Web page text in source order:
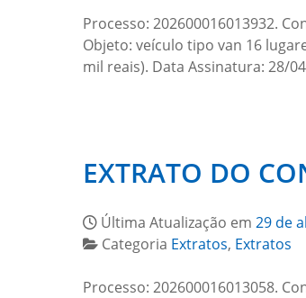
Processo: 202600016013932.
Objeto: veículo tipo van 16
mil reais). Data Assinatura: 28/
EXTRATO DO
Última Atualização em 29 de
Categoria Extratos, Extratos
Processo: 202600016013058.